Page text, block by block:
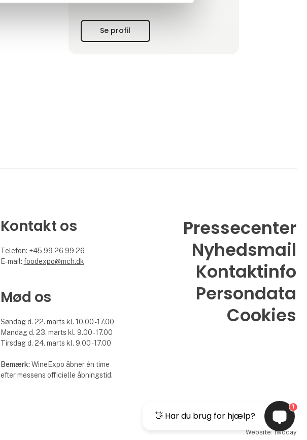
standarden - så du kan servere måltider, der
Se profil
Kontakt os
Telefon: +45 99 26 99 26
E-mail: foodexpo@mch.dk
Mød os
Søndag d. 22. marts kl. 10.00 - 17.00
Mandag d. 23. marts kl. 9.00 - 17.00
Tirsdag d. 24. marts kl. 9.00 - 17.00
Bemærk:WineExpo åbner én time
efter messens officielle åbningstid.
Pressecenter
Nyhedsmail
Kontaktinfo
Persondata
Cookies
Website: twoday
👋 Har du brug for hjælp?
1